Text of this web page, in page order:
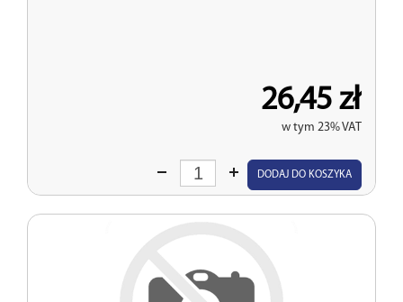
26,45 zł
w tym 23% VAT
Wprowadź
DODAJ DO KOSZYKA